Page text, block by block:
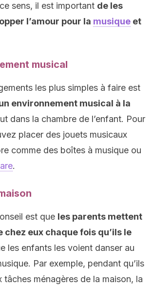
sens, il est important de les
l’amour pour la musique et
musical
les plus simples à faire est
environnement musical à la
dans la chambre de l’enfant. Pour
placer des jouets musicaux
comme des boîtes à musique ou
.
est que les parents mettent
chez eux chaque fois qu’ils le
les enfants les voient danser au
Par exemple, pendant qu’ils
tâches ménagères de la maison, la